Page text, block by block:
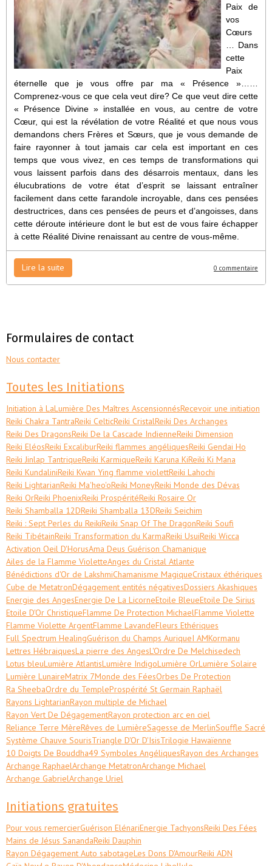
Paix de
vos
Cœurs
… Dans
cette
Paix
éternelle que je vous offre par ma « Présence »……
Comprenez-vous ce que cela veut dire? Ce que veut dire cette
« Présence Divine » installée en vous, au centre de votre
Cœur, qui est la révélation de votre Réalité et que nous vous
demandons chers Frères et Sœurs, que je vous demande de
faire rayonner à tout jamais car cela est important en ces
temps que vous vivez, en ces temps de transformations qui
vous laissent parfois dans des désarrois mentaux, dans les
élucubrations de votre état d’esprit se laissant entraîner
facilement dans cette farandole incroyable, dans ces pensées
destructrices, dans ces pensées de peurs et d’angoisses, dans
cette déroute intérieure dont le but est de vous faire échapper
à cette Réalité Divine renaissant au centre de vous-même.
Lire la suite 0 commentaire
Formulaires de contact
Nous contacter
Toutes les Initiations
Initiation à LaLumière Des Maîtres AscensionnésRecevoir une initiation
Reiki Chakra TantraReiki CelticReiki CristalReiki Des Archanges
Reiki Des DragonsReiki De la Cascade IndienneReiki Dimension
Reiki EléosReiki ExcaliburReiki flammes angéliquesReiki Gendai Ho
Reiki Jinlap TantriqueReiki KarmiqueReiki Karuna KiReiki Ki Mana
Reiki KundaliniReiki Kwan Ying flamme violettReiki Lahochi
Reiki LightarianReiki Ma'heo'oReiki MoneyReiki Monde des Dévas
Reiki OrReiki PhoenixReiki ProspéritéReiki Rosaire Or
Reiki Shamballa 12DReiki Shamballa 13DReiki Seichim
Reiki : Sept Perles du ReikiReiki Snap Of The DragonReiki Soufi
Reiki TibétainReiki Transformation du KarmaReiki UsuiReiki Wicca
Activation Oeil D'HorusAma Deus Guérison Chamanique
Ailes de la Flamme VioletteAnges du Cristal Atlante
Bénédictions d'Or de LakshmiChamanisme MagiqueCristaux éthériques
Cube de MetatronDégagement entités négativesDossiers Akashiques
Energie des AngesEnergie De La LicorneEtoile BleueEtoile De Sirius
Etoile D'Or ChristiqueFlamme De Protection MichaelFlamme Violette
Flamme Violette ArgentFlamme LavandeFleurs Ethériques
Full Spectrum HealingGuérison du Champs AuriqueI AMKormanu
Lettres HébraiquesLa pierre des AngesL'Ordre De Melchisedech
Lotus bleuLumière AtlantisLumière IndigoLumière OrLumière Solaire
Lumière LunaireMatrix 7Monde des FéesOrbes De Protection
Ra SheebaOrdre du TempleProspérité St Germain Raphaël
Rayons LightarianRayon multiple de Michael
Rayon Vert De DégagementRayon protection arc en ciel
Reliance Terre MèreRêves de LumièreSagesse de MerlinSouffle Sacré
Système Chauve SourisTriangle D'Or D'IsisTrilogie Hawaïenne
10 Doigts De Bouddha49 Symboles AngéliquesRayon des Archanges
Archange RaphaelArchange MetatronArchange Michael
Archange GabrielArchange Uriel
Initiations gratuites
Pour vous remercierGuérison ElénariEnergie TachyonsReiki Des Fées
Mains de Jésus SanandaReiki Dauphin
Rayon Dégagement Auto sabotageLes Dons D'AmourReiki ADN